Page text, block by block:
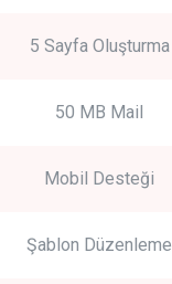
5 Sayfa Oluşturma
50 MB Mail
Mobil Desteği
Şablon Düzenleme